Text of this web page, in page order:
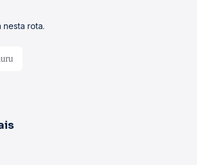
nesta rota.